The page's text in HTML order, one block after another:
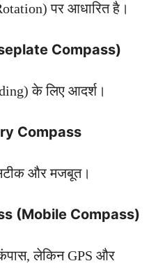
पर आधारित है।
Compass)
के लिए आदर्श।
Compass
और मजबूत।
(Mobile Compass)
लेकिन GPS और